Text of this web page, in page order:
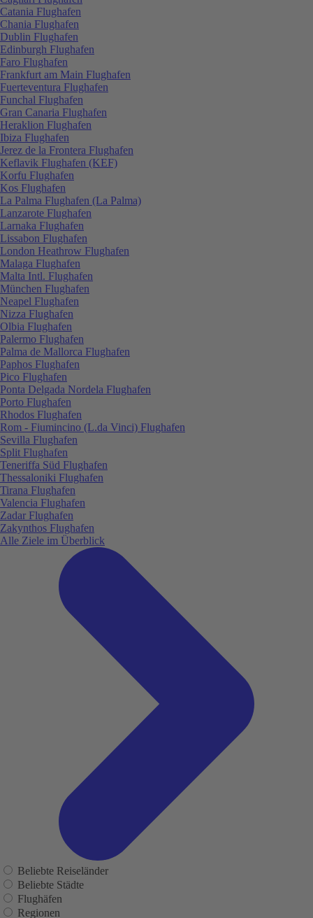
Catania Flughafen
Chania Flughafen
Dublin Flughafen
Edinburgh Flughafen
Faro Flughafen
Frankfurt am Main Flughafen
Fuerteventura Flughafen
Funchal Flughafen
Gran Canaria Flughafen
Heraklion Flughafen
Ibiza Flughafen
Jerez de la Frontera Flughafen
Keflavik Flughafen (KEF)
Korfu Flughafen
Kos Flughafen
La Palma Flughafen (La Palma)
Lanzarote Flughafen
Larnaka Flughafen
Lissabon Flughafen
London Heathrow Flughafen
Malaga Flughafen
Malta Intl. Flughafen
München Flughafen
Neapel Flughafen
Nizza Flughafen
Olbia Flughafen
Palermo Flughafen
Palma de Mallorca Flughafen
Paphos Flughafen
Pico Flughafen
Ponta Delgada Nordela Flughafen
Porto Flughafen
Rhodos Flughafen
Rom - Fiumincino (L.da Vinci) Flughafen
Sevilla Flughafen
Split Flughafen
Teneriffa Süd Flughafen
Thessaloniki Flughafen
Tirana Flughafen
Valencia Flughafen
Zadar Flughafen
Zakynthos Flughafen
Alle Ziele im Überblick
Beliebte Reiseländer
Beliebte Städte
Flughäfen
Regionen